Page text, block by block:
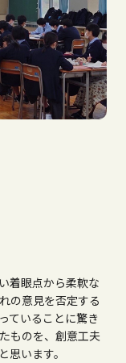
着眼点から柔軟な
の意見を否定する
ていることに驚き
ものを、創意工夫
思います。